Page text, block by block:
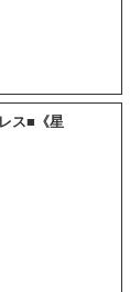
ス■《星